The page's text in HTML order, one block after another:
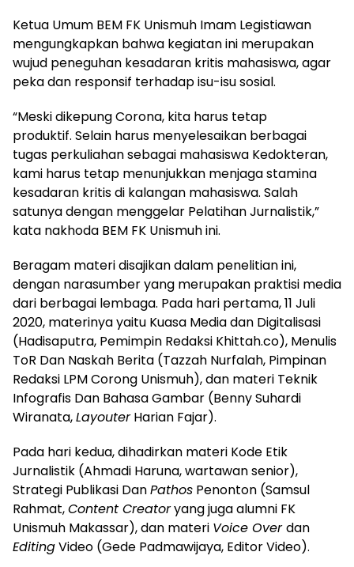
Ketua Umum BEM FK Unismuh Imam Legistiawan
mengungkapkan bahwa kegiatan ini merupakan
wujud peneguhan kesadaran kritis mahasiswa, agar
peka dan responsif terhadap isu-isu sosial.
“Meski dikepung Corona, kita harus tetap
produktif. Selain harus menyelesaikan berbagai
tugas perkuliahan sebagai mahasiswa Kedokteran,
kami harus tetap menunjukkan menjaga stamina
kesadaran kritis di kalangan mahasiswa. Salah
satunya dengan menggelar Pelatihan Jurnalistik,”
kata nakhoda BEM FK Unismuh ini.
Beragam materi disajikan dalam penelitian ini,
dengan narasumber yang merupakan praktisi media
dari berbagai lembaga. Pada hari pertama, 11 Juli
2020, materinya yaitu Kuasa Media dan Digitalisasi
(Hadisaputra, Pemimpin Redaksi Khittah.co), Menulis
ToR Dan Naskah Berita (Tazzah Nurfalah, Pimpinan
Redaksi LPM Corong Unismuh), dan materi Teknik
Infografis Dan Bahasa Gambar (Benny Suhardi
Wiranata,LayouterHarian Fajar).
Pada hari kedua, dihadirkan materi Kode Etik
Jurnalistik (Ahmadi Haruna, wartawan senior),
Strategi Publikasi DanPathos Penonton (Samsul
Rahmat,Content Creatoryang juga alumni FK
Unismuh Makassar), dan materi Voice Overdan
EditingVideo (Gede Padmawijaya, Editor Video).